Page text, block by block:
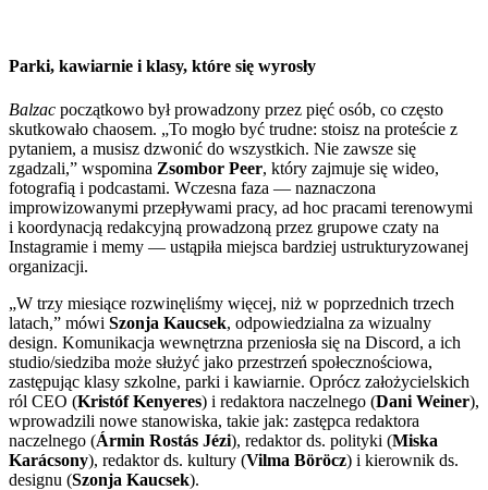
Parki, kawiarnie i klasy, które się wyrosły
Balzac początkowo był prowadzony przez pięć osób, co często
skutkowało chaosem. „To mogło być trudne: stoisz na proteście z
pytaniem, a musisz dzwonić do wszystkich. Nie zawsze się
zgadzali,” wspomina Zsombor Peer, który zajmuje się wideo,
fotografią i podcastami. Wczesna faza — naznaczona
improwizowanymi przepływami pracy, ad hoc pracami terenowymi
i koordynacją redakcyjną prowadzoną przez grupowe czaty na
Instagramie i memy — ustąpiła miejsca bardziej ustrukturyzowanej
organizacji.
„W trzy miesiące rozwinęliśmy więcej, niż w poprzednich trzech
latach,” mówi Szonja Kaucsek, odpowiedzialna za wizualny
design. Komunikacja wewnętrzna przeniosła się na Discord, a ich
studio/siedziba może służyć jako przestrzeń społecznościowa,
zastępując klasy szkolne, parki i kawiarnie. Oprócz założycielskich
ról CEO (Kristóf Kenyeres) i redaktora naczelnego (Dani Weiner),
wprowadzili nowe stanowiska, takie jak: zastępca redaktora
naczelnego (Ármin Rostás Jézi), redaktor ds. polityki (Miska
Karácsony), redaktor ds. kultury (Vilma Böröcz) i kierownik ds.
designu (Szonja Kaucsek).